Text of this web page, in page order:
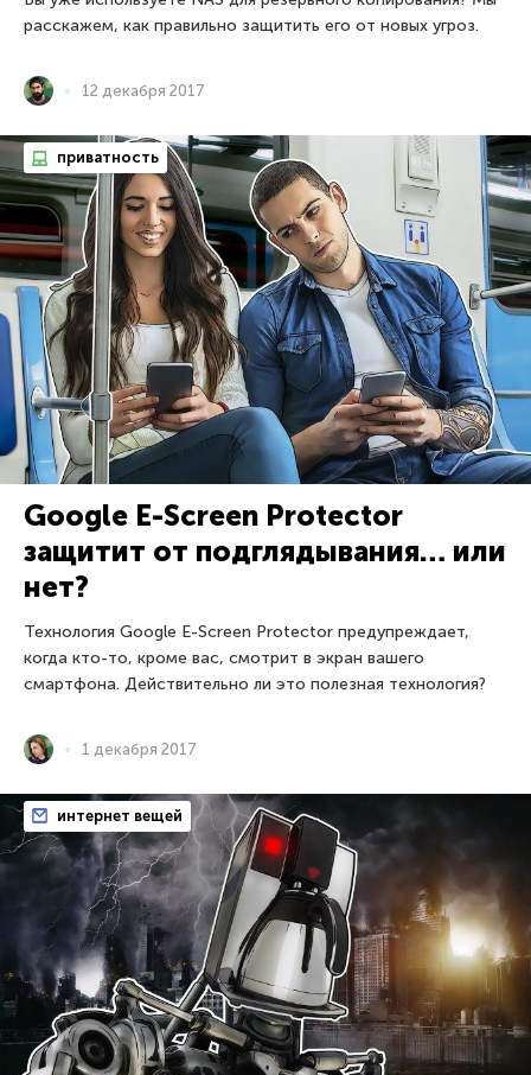
расскажем, как правильно защитить его от новых угроз.
12 декабря 2017
приватность
Google E-Screen Protector
защитит от подглядывания… или
нет?
Технология Google E-Screen Protector предупреждает,
когда кто-то, кроме вас, смотрит в экран вашего
смартфона. Действительно ли это полезная технология?
1 декабря 2017
интернет вещей